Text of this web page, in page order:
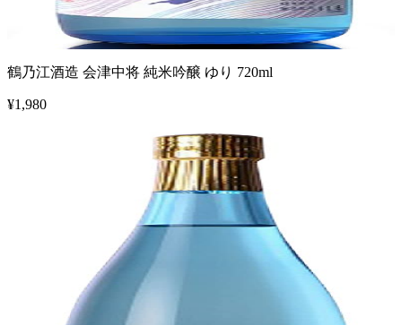
鶴乃江酒造 会津中将 純米吟醸 ゆり 720ml
¥1,980